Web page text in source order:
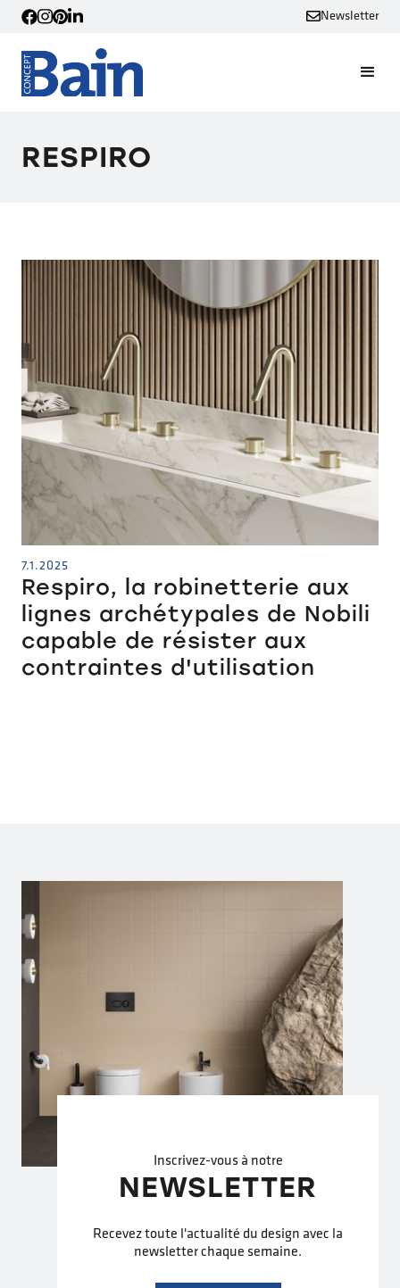
Newsletter
RESPIRO
7.1.2025
Respiro, la robinetterie aux
lignes archétypales de Nobili
capable de résister aux
contraintes d'utilisation
Inscrivez-vous à notre
NEWSLETTER
Recevez toute l'actualité du design avec la
newsletter chaque semaine.